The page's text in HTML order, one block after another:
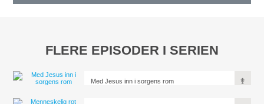
FLERE EPISODER I SERIEN
Med Jesus inn i sorgens rom